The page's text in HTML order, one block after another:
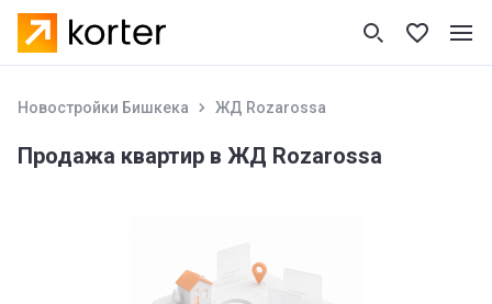
Новостройки Бишкека ЖД Rozarossa
Продажа квартир в ЖД Rozarossa